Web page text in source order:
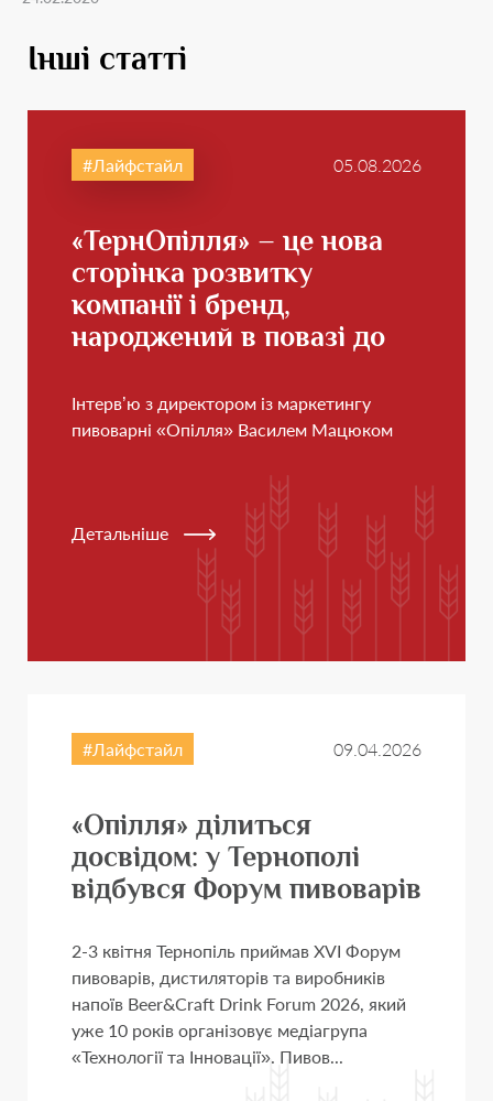
Інші статті
Лайфстайл 05.08.2026
«ТернОпілля» – це нова
сторінка розвитку
компанії і бренд,
народжений в повазі до
Інтерв’ю з директором із маркетингу
пивоварні «Опілля» Василем Мацюком
Детальніше
Лайфстайл 09.04.2026
«Опілля» ділиться
досвідом: у Тернополі
відбувся Форум пивоварів
2-3 квітня Тернопіль приймав XVI Форум
пивоварів, дистиляторів та виробників
напоїв Beer&Craft Drink Forum 2026, який
уже 10 років організовує медіагрупа
«Технології та Інновації». Пивов...